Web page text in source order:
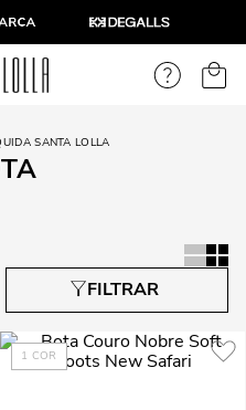
SANTA LOLLA
1 COR